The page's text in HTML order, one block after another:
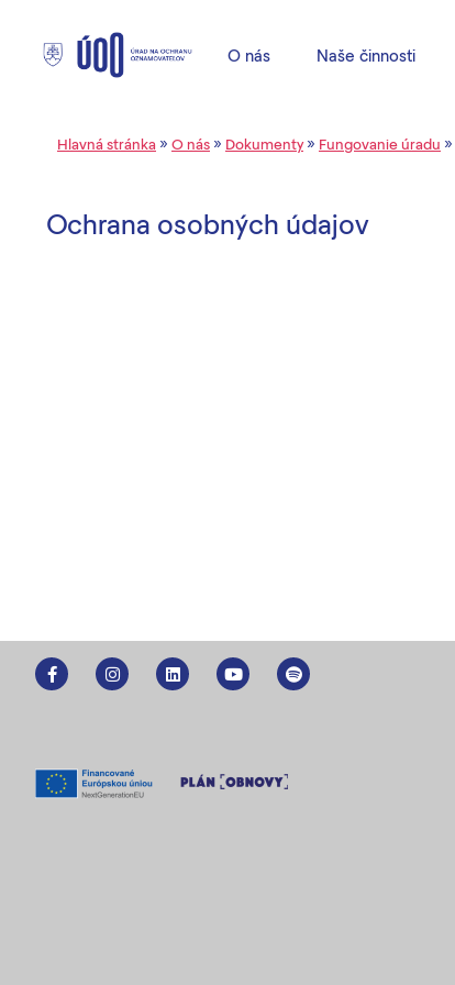
O nás Naše činnosti
Hlavná stránka » O nás » Dokumenty» Fungovanie úradu »
Ochrana osobných údajov